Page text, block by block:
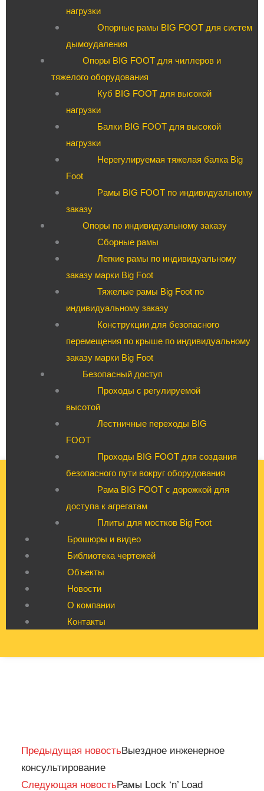
нагрузки
Опорные рамы BIG FOOT для систем
дымоудаления
Опоры BIG FOOT для чиллеров и
тяжелого оборудования
Куб BIG FOOT для высокой
нагрузки
Балки BIG FOOT для высокой
нагрузки
Нерегулируемая тяжелая балка Big
Foot
Рамы BIG FOOT по индивидуальному
заказу
Опоры по индивидуальному заказу
Сборные рамы
Легкие рамы по индивидуальному
заказу марки Big Foot
Тяжелые рамы Big Foot по
индивидуальному заказу
Конструкции для безопасного
перемещения по крыше по индивидуальному
заказу марки Big Foot
Безопасный доступ
Проходы с регулируемой
высотой
Лестничные переходы BIG
FOOT
Проходы BIG FOOT для создания
безопасного пути вокруг оборудования
Рама BIG FOOT с дорожкой для
доступа к агрегатам
Плиты для мостков Big Foot
Брошюры и видео
Библиотека чертежей
Объекты
Новости
О компании
Контакты
Prev
Предыдущая новостьВыездное инженерное
консультирование
Следующая новостьРамы Lock ‘n’ Load
Next